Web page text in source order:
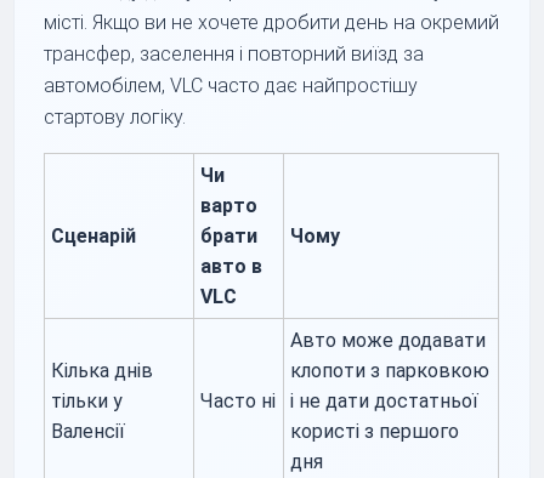
місті. Якщо ви не хочете дробити день на окремий
трансфер, заселення і повторний виїзд за
автомобілем, VLC часто дає найпростішу
стартову логіку.
Сценарій
Чи
варто
брати
авто в
VLC
Чому
Кілька днів
тільки у
Валенсії
Часто ні
Авто може додавати
клопоти з парковкою
і не дати достатньої
користі з першого
дня